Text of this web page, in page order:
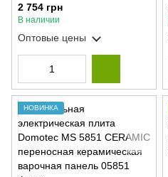
2 754 грн
В наличии
Оптовые цены
НОВИНКА